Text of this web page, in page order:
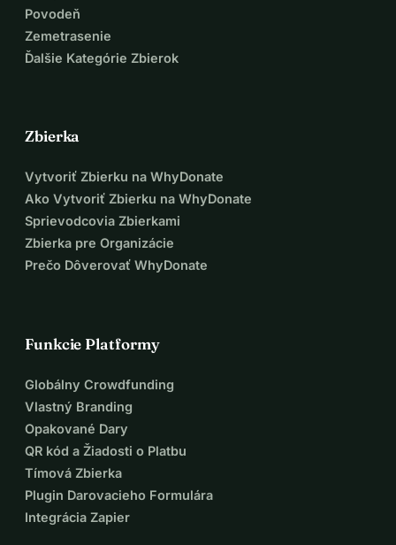
Povodeň
Zemetrasenie
Ďalšie Kategórie Zbierok
Zbierka
Vytvoriť Zbierku na WhyDonate
Ako Vytvoriť Zbierku na WhyDonate
Sprievodcovia Zbierkami
Zbierka pre Organizácie
Prečo Dôverovať WhyDonate
Funkcie Platformy
Globálny Crowdfunding
Vlastný Branding
Opakované Dary
QR kód a Žiadosti o Platbu
Tímová Zbierka
Plugin Darovacieho Formulára
Integrácia Zapier